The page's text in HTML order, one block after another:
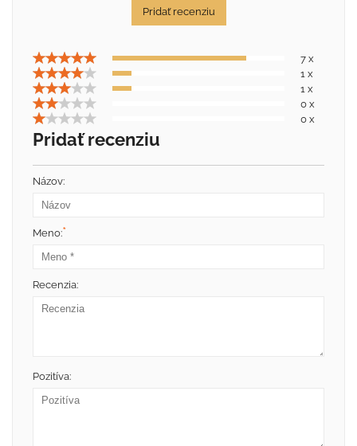
Pridať recenziu
7 x
1 x
1 x
0 x
0 x
Pridať recenziu
Názov:
Meno:*
Recenzia:
Pozitíva: